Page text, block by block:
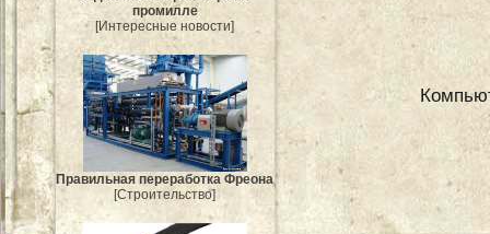
промилле
[Интересные новости]
Правильная переработка Фреона
[Строительство]